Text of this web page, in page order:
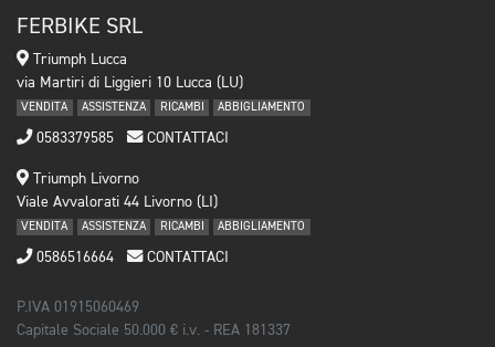
FERBIKE SRL
Triumph Lucca
via Martiri di Liggieri 10 Lucca (LU)
VENDITA ASSISTENZA RICAMBI ABBIGLIAMENTO
0583379585 CONTATTACI
Triumph Livorno
Viale Avvalorati 44 Livorno (LI)
VENDITA ASSISTENZA RICAMBI ABBIGLIAMENTO
0586516664 CONTATTACI
P.IVA 01915060469
Capitale Sociale 50.000 € i.v. - REA 181337